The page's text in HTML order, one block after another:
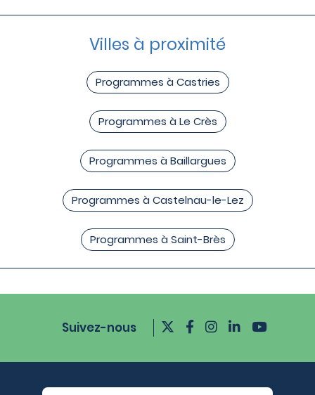
Villes à proximité
Programmes à Castries
Programmes à Le Crès
Programmes à Baillargues
Programmes à Castelnau-le-Lez
Programmes à Saint-Brès
Suivez-nous